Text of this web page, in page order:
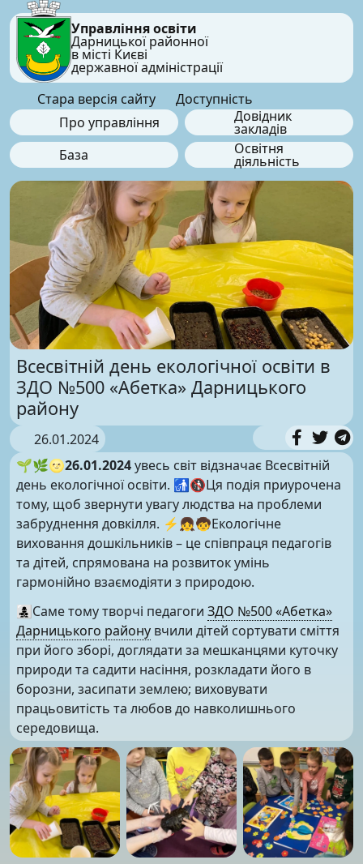
Управління освіти
Дарницької районної
в місті Києві
державної адміністрації
Стара версія сайту
Доступність
Про управління
Довідник
закладів
База
Освітня
діяльність
Всесвітній день екологічної освіти в
ЗДО №500 «Абетка» Дарницького
району
26.01.2024
🌱🌿🌝26.01.2024увесь світ відзначає Всесвітній
день екологічної освіти. 🚮🚯Ця подія приурочена
тому, щоб звернути увагу людства на проблеми
забруднення довкілля. ⚡️👧🧒Екологічне
виховання дошкільників – це співпраця педагогів
та дітей, спрямована на розвиток умінь
гармонійно взаємодіяти з природою.
👩‍👧‍👦Саме тому творчі педагоги ЗДО №500 «Абетка»
Дарницького району вчили дітей сортувати сміття
при його зборі, доглядати за мешканцями куточку
природи та садити насіння, розкладати його в
борозни, засипати землею; виховувати
працьовитість та любов до навколишнього
середовища.